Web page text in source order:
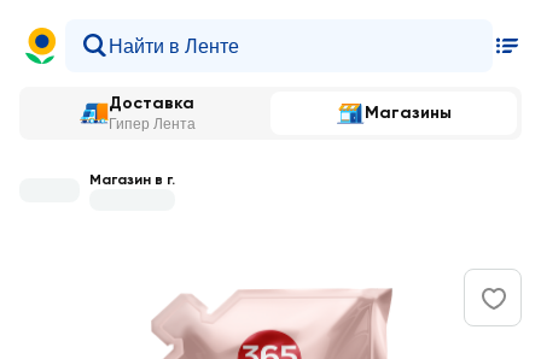
Доставка
Гипер Лента
Магазины
Магазин в г.